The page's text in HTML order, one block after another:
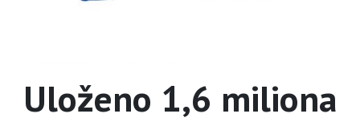
Uloženo 1,6 miliona